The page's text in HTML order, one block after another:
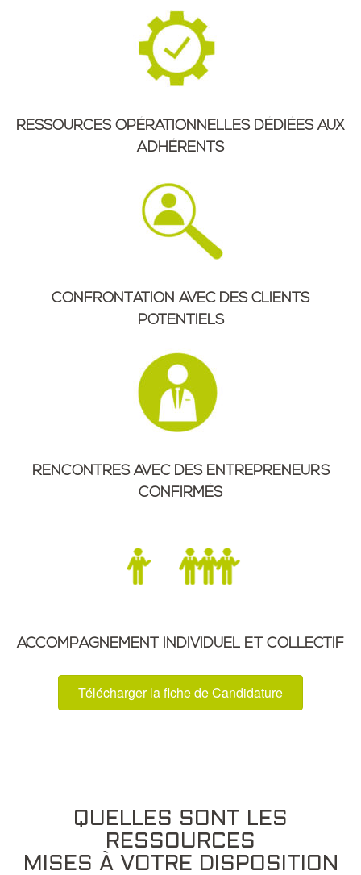
RESSOURCES OPÉRATIONNELLES DÉDIÉES AUX
ADHÉRENTS
CONFRONTATION AVEC DES CLIENTS
POTENTIELS
RENCONTRES AVEC DES ENTREPRENEURS
CONFIRMÉS
ACCOMPAGNEMENT INDIVIDUEL ET COLLECTIF
Télécharger la fIche de Candidature
QUELLES SONT LES
RESSOURCES
MISES À VOTRE DISPOSITION